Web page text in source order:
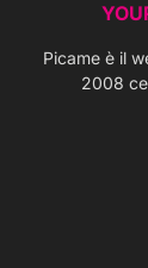
Picame è il
2008